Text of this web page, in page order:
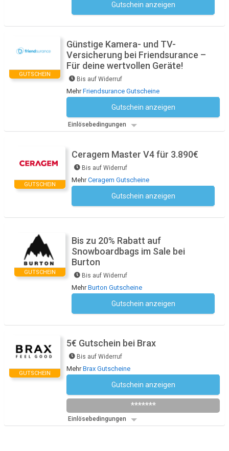
Gutschein anzeigen
GUTSCHEIN
Günstige Kamera- und TV-
Versicherung bei Friendsurance –
Für deine wertvollen Geräte!
Bis auf Widerruf
MehrFriendsurance Gutscheine
Gutschein anzeigen
Einlösebedingungen
GUTSCHEIN
Ceragem Master V4 für 3.890€
Bis auf Widerruf
MehrCeragem Gutscheine
Gutschein anzeigen
GUTSCHEIN
Bis zu 20% Rabatt auf
Snowboardbags im Sale bei
Burton
Bis auf Widerruf
MehrBurton Gutscheine
Gutschein anzeigen
GUTSCHEIN
5€ Gutschein bei Brax
Bis auf Widerruf
MehrBrax Gutscheine
Gutschein anzeigen
*******
Einlösebedingungen